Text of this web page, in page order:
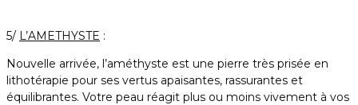
5/ L’AMETHYSTE :
Nouvelle arrivée, l’améthyste est une pierre très prisée en
lithotérapie pour ses vertus apaisantes, rassurantes et
équilibrantes. Votre peau réagit plus ou moins vivement à vos